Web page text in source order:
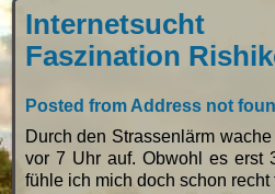
Faszination
Posted from Address not
Durch den Strassenlärm
vor 7 Uhr auf. Obwohl es erst
fühle ich mich doch schon recht